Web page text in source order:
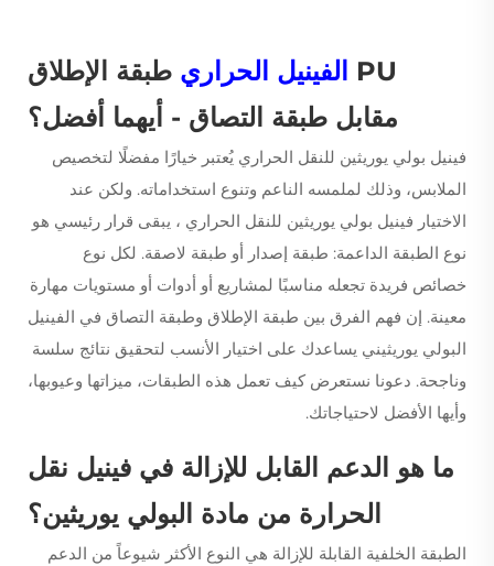
PU الفينيل الحراري طبقة الإطلاق
مقابل طبقة التصاق - أيهما أفضل؟
فينيل بولي يوريثين للنقل الحراري يُعتبر خيارًا مفضلًا لتخصيص
الملابس، وذلك لملمسه الناعم وتنوع استخداماته. ولكن عند
الاختيار فينيل بولي يوريثين للنقل الحراري ، يبقى قرار رئيسي هو
نوع الطبقة الداعمة: طبقة إصدار أو طبقة لاصقة. لكل نوع
خصائص فريدة تجعله مناسبًا لمشاريع أو أدوات أو مستويات مهارة
معينة. إن فهم الفرق بين طبقة الإطلاق وطبقة التصاق في الفينيل
البولي يوريثيني يساعدك على اختيار الأنسب لتحقيق نتائج سلسة
وناجحة. دعونا نستعرض كيف تعمل هذه الطبقات، ميزاتها وعيوبها،
وأيها الأفضل لاحتياجاتك.
ما هو الدعم القابل للإزالة في فينيل نقل
الحرارة من مادة البولي يوريثين؟
الطبقة الخلفية القابلة للإزالة هي النوع الأكثر شيوعاً من الدعم